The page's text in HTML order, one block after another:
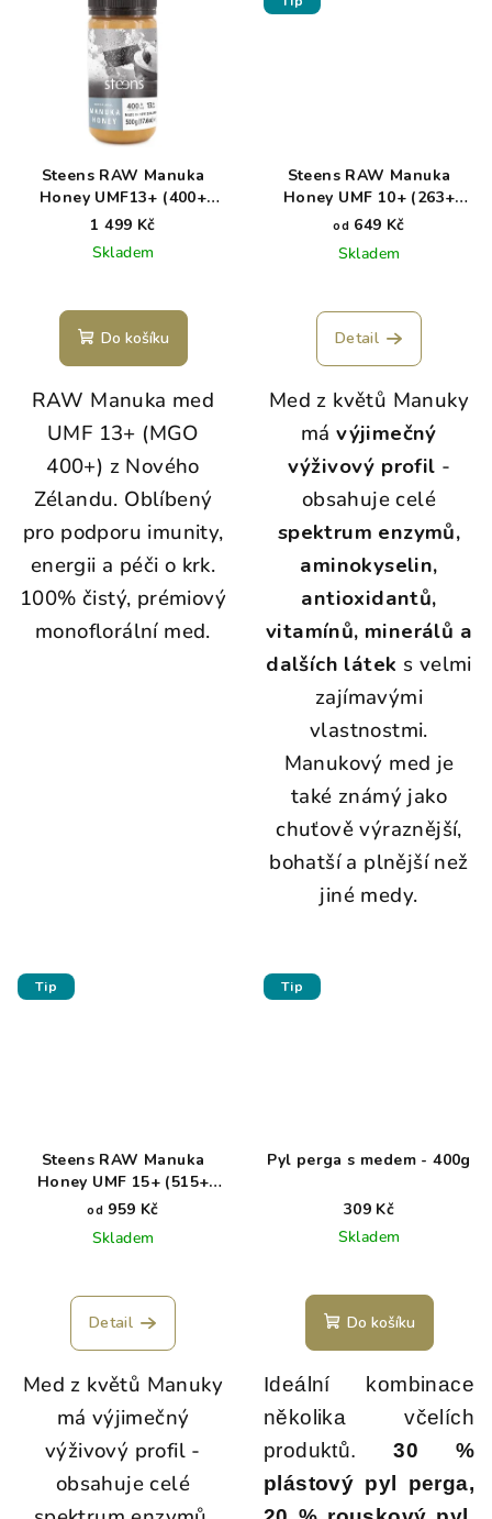
Steens RAW Manuka
Honey UMF13+ (400+
MGO) 500g
1 499 Kč
Skladem
Do košíku
RAW Manuka med
UMF 13+ (MGO
400+) z Nového
Zélandu. Oblíbený
pro podporu imunity,
energii a péči o krk.
100% čistý, prémiový
monoflorální med.
Steens RAW Manuka
Honey UMF 10+ (263+
MGO)
od 649 Kč
Skladem
Detail
Med z květů Manuky
mávýjimečný
výživový profil -
obsahuje celé
spektrum enzymů,
aminokyselin,
antioxidantů,
vitamínů, minerálů a
dalších látek s velmi
zajímavými
vlastnostmi.
Manukový med je
také známý jako
chuťově výraznější,
bohatší a plnější než
jiné medy.
Tip
Steens RAW Manuka
Honey UMF 15+ (515+
MGO)
od 959 Kč
Skladem
Detail
Med z květů Manuky
má výjimečný
výživový profil -
obsahuje celé
Tip
Pyl perga s medem - 400g
309 Kč
Skladem
Do košíku
Ideální kombinace
několika včelích
produktů.30 %
plástový pyl perga,